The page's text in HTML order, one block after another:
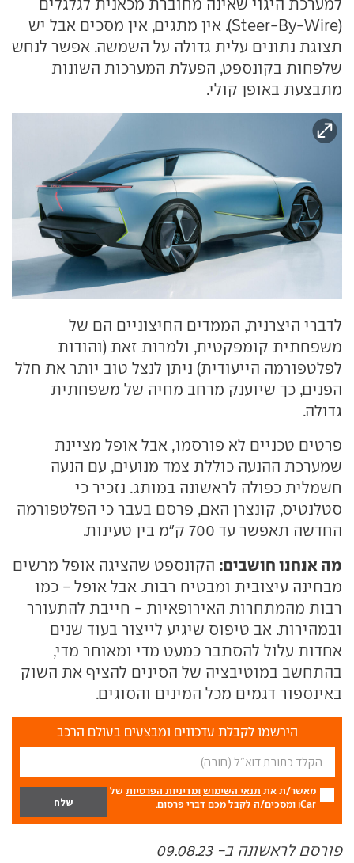
למערכת היגוי שאינה מחוברת מכאנית לגלגלים
(Steer-By-Wire). אין מתגים, אין מסכים אבל יש
תצוגת נתונים עלית גדולה על השמשה. אפשר לנחש
שלפחות בקונספט, הפעלת המערכות השונות
מתבצעת באופן קולי.
לדברי היצרנית, הממדים החיצוניים הם של
משפחתית קומפקטית, ולמרות זאת (והודות
לפלטפורמה הייעודית) ניתן לנצל טוב יותר את חלל
הפנים, כך שיוענק מרחב מחיה של משפחתית
גדולה.
פרטים טכניים לא פורסמו, אבל אופל מציינת
שמערכת ההנעה כוללת צמד מנועים, עם הנעה
חשמלית כפולה לראשונה במותג. נזכיר כי
סטלנטיס, קונצרן האם, פרסם בעבר כי הפלטפורמה
החדשה תאפשר עד 700 ק"מ בין טעינות.
מה אנחנו חושבים: הקונספט שהציגה אופל מרשים
מבחינה עיצובית ומבטיח רבות. אבל אופל - כמו
רבות מהמתחרות האירופאיות - חייבת להתעורר
ובמהירות. אב טיפוס שיגיע לייצור בעוד שנים
אחדות עלול להסתבר כמעט מדי ומאוחר מדי,
בהתחשב במוטיבציה של הסינים להציף את השוק
באינספור דגמים מכל המינים והסוגים.
הירשמו לקבלת עדכונים ומבצעים בעולם הרכב
מאשר/ת את תנאי השימוש ומדיניות הפרטיות של
iCar ומסכים/ה לקבל מכם דברי פרסום.
פורסם לראשונה ב- 09.08.23